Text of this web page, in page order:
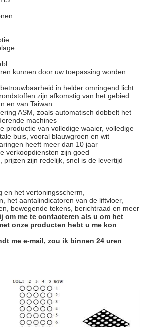
kunnen door uw toepassing worden
in helder omringend licht
zijn afkomstig van het gebied
en van Taiwan
ASM, zoals automatisch dobbelt het
machines
productie van volledige waaier, volledige
buis, vooral blauwgroen en wit
heeft meer dan 10 jaar
verkoopdiensten zijn goed
prijzen zijn redelijk, snel is de levertijd
en het vertoningsscherm,
het aantalindicatoren van de liftvloer,
bewegende tekens, berichtraad en meer
om me te contacteren als u om het
onze producten hebt u me kon
me e-mail, zou ik binnen 24 uren